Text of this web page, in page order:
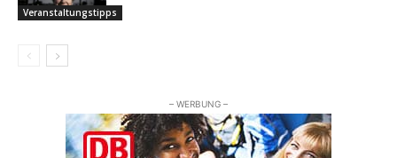
Veranstaltungstipps
– WERBUNG –